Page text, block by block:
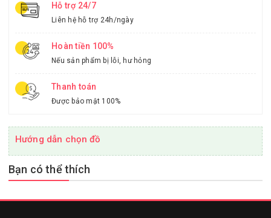
Hỗ trợ 24/7
Liên hệ hỗ trợ 24h/ngày
Hoàn tiền 100%
Nếu sản phẩm bị lỗi, hư hỏng
Thanh toán
Được bảo mật 100%
Hướng dẫn chọn đồ
Bạn có thể thích